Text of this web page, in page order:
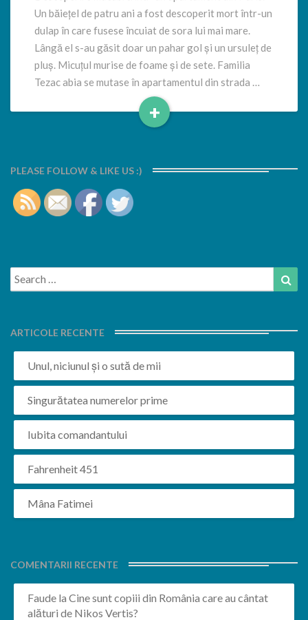
Un băiețel de patru ani a fost descoperit mort într-un
dulap în care fusese încuiat de sora lui mai mare.
Lângă el s-au găsit doar un pahar gol și un ursuleț de
pluș. Micuțul murise de foame și de sete. Familia
Tezac abia se mutase în apartamentul din strada …
+
Read
PLEASE FOLLOW & LIKE US :)
Search
for:
ARTICOLE RECENTE
Unul, niciunul și o sută de mii
Singurătatea numerelor prime
Iubita comandantului
Fahrenheit 451
Mâna Fatimei
COMENTARII RECENTE
Faude la Cine sunt copiii din România care au cântat
alături de Nikos Vertis?